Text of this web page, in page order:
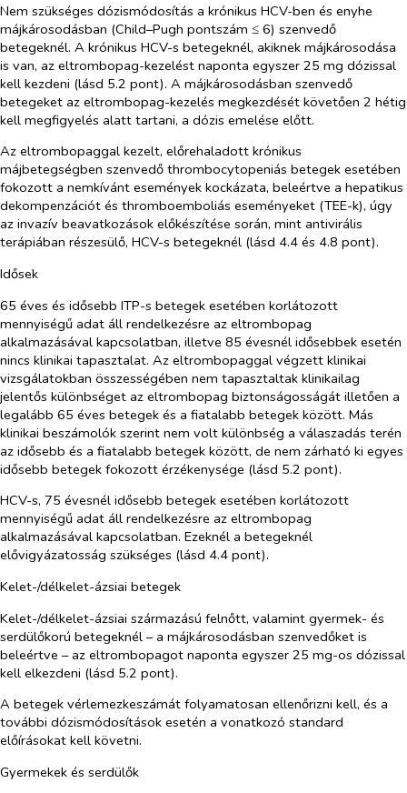
Nem szükséges dózismódosítás a krónikus HCV-ben és enyhe
májkárosodásban (Child–Pugh pontszám ≤ 6) szenvedő
betegeknél. A krónikus HCV-s betegeknél, akiknek májkárosodása
is van, az eltrombopag-kezelést naponta egyszer 25 mg dózissal
kell kezdeni (lásd 5.2 pont). A májkárosodásban szenvedő
betegeket az eltrombopag-kezelés megkezdését követően 2 hétig
kell megfigyelés alatt tartani, a dózis emelése előtt.
Az eltrombopaggal kezelt, előrehaladott krónikus
májbetegségben szenvedő thrombocytopeniás betegek esetében
fokozott a nemkívánt események kockázata, beleértve a hepatikus
dekompenzációt és thromboemboliás eseményeket (TEE-k), úgy
az invazív beavatkozások előkészítése során, mint antivirális
terápiában részesülő, HCV-s betegeknél (lásd 4.4 és 4.8 pont).
Idősek
65 éves és idősebb ITP-s betegek esetében korlátozott
mennyiségű adat áll rendelkezésre az eltrombopag
alkalmazásával kapcsolatban, illetve 85 évesnél idősebbek esetén
nincs klinikai tapasztalat. Az eltrombopaggal végzett klinikai
vizsgálatokban összességében nem tapasztaltak klinikailag
jelentős különbséget az eltrombopag biztonságosságát illetően a
legalább 65 éves betegek és a fiatalabb betegek között. Más
klinikai beszámolók szerint nem volt különbség a válaszadás terén
az idősebb és a fiatalabb betegek között, de nem zárható ki egyes
idősebb betegek fokozott érzékenysége (lásd 5.2 pont).
HCV-s, 75 évesnél idősebb betegek esetében korlátozott
mennyiségű adat áll rendelkezésre az eltrombopag
alkalmazásával kapcsolatban. Ezeknél a betegeknél
elővigyázatosság szükséges (lásd 4.4 pont).
Kelet-/délkelet-ázsiai betegek
Kelet-/délkelet-ázsiai származású felnőtt, valamint gyermek- és
serdülőkorú betegeknél – a májkárosodásban szenvedőket is
beleértve – az eltrombopagot naponta egyszer 25 mg-os dózissal
kell elkezdeni (lásd 5.2 pont).
A betegek vérlemezkeszámát folyamatosan ellenőrizni kell, és a
további dózismódosítások esetén a vonatkozó standard
előírásokat kell követni.
Gyermekek és serdülők